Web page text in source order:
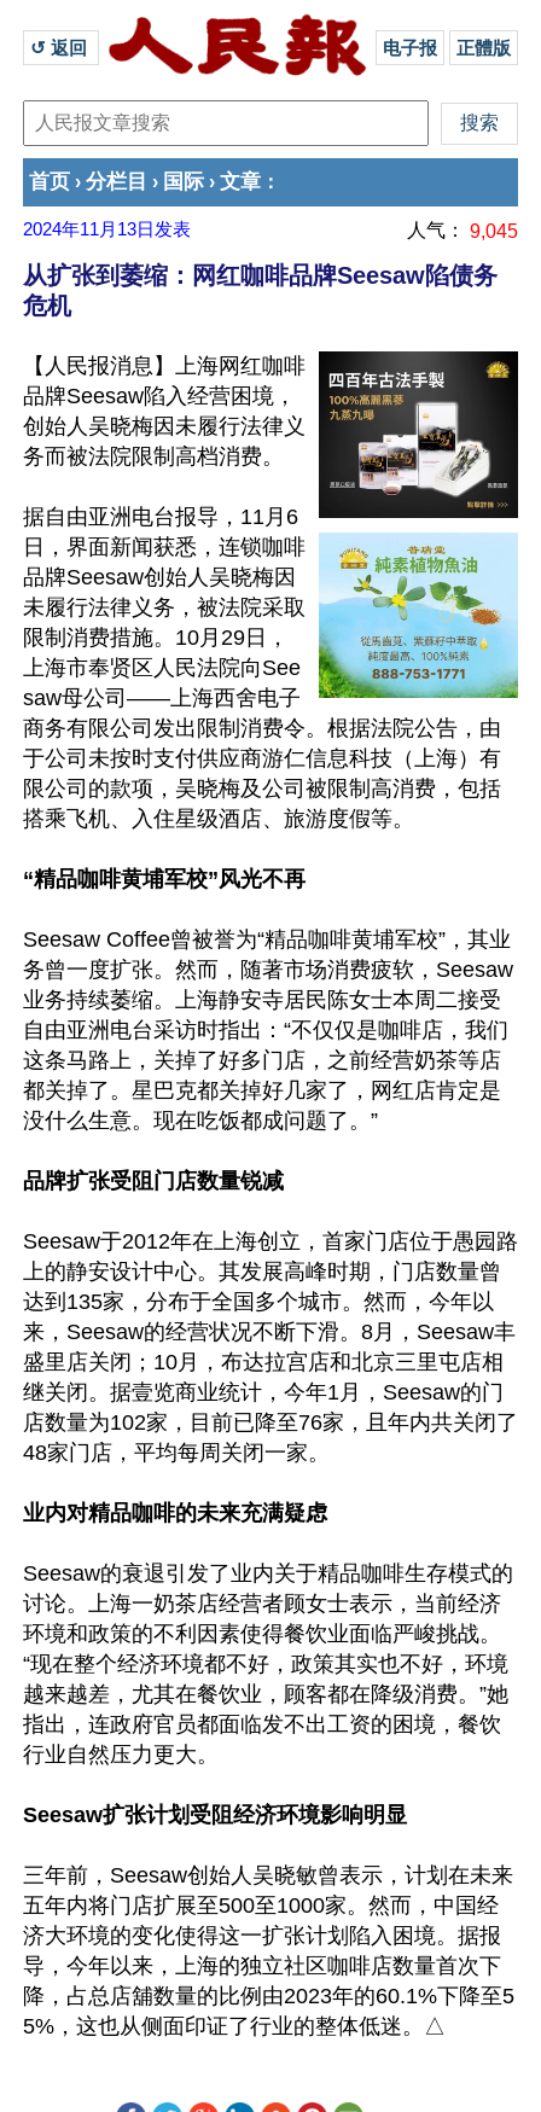
↺ 返回 电子报 正體版
首页 › 分栏目 › 国际 › 文章 ：
2024年11月13日 发表 人气： 9,045
从扩张到萎缩：网红咖啡品牌Seesaw陷债务
危机
【人民报消息】上海网红咖啡
品牌Seesaw陷入经营困境，
创始人吴晓梅因未履行法律义
务而被法院限制高档消费。
据自由亚洲电台报导，11月6
日，界面新闻获悉，连锁咖啡
品牌Seesaw创始人吴晓梅因
未履行法律义务，被法院采取
限制消费措施。10月29日，
上海市奉贤区人民法院向See
saw母公司——上海西舍电子
商务有限公司发出限制消费令。根据法院公告，由
于公司未按时支付供应商游仁信息科技（上海）有
限公司的款项，吴晓梅及公司被限制高消费，包括
搭乘飞机、入住星级酒店、旅游度假等。
“精品咖啡黄埔军校”风光不再
Seesaw Coffee曾被誉为“精品咖啡黄埔军校”，其业
务曾一度扩张。然而，随著市场消费疲软，Seesaw
业务持续萎缩。上海静安寺居民陈女士本周二接受
自由亚洲电台采访时指出：“不仅仅是咖啡店，我们
这条马路上，关掉了好多门店，之前经营奶茶等店
都关掉了。星巴克都关掉好几家了，网红店肯定是
没什么生意。现在吃饭都成问题了。”
品牌扩张受阻门店数量锐减
Seesaw于2012年在上海创立，首家门店位于愚园路
上的静安设计中心。其发展高峰时期，门店数量曾
达到135家，分布于全国多个城市。然而，今年以
来，Seesaw的经营状况不断下滑。8月，Seesaw丰
盛里店关闭；10月，布达拉宫店和北京三里屯店相
继关闭。据壹览商业统计，今年1月，Seesaw的门
店数量为102家，目前已降至76家，且年内共关闭了
48家门店，平均每周关闭一家。
业内对精品咖啡的未来充满疑虑
Seesaw的衰退引发了业内关于精品咖啡生存模式的
讨论。上海一奶茶店经营者顾女士表示，当前经济
环境和政策的不利因素使得餐饮业面临严峻挑战。
“现在整个经济环境都不好，政策其实也不好，环境
越来越差，尤其在餐饮业，顾客都在降级消费。”她
指出，连政府官员都面临发不出工资的困境，餐饮
行业自然压力更大。
Seesaw扩张计划受阻经济环境影响明显
三年前，Seesaw创始人吴晓敏曾表示，计划在未来
五年内将门店扩展至500至1000家。然而，中国经
济大环境的变化使得这一扩张计划陷入困境。据报
导，今年以来，上海的独立社区咖啡店数量首次下
降，占总店舖数量的比例由2023年的60.1%下降至5